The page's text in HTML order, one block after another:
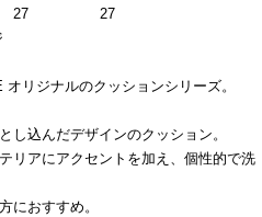
27
27
リジナルのクッションシリーズ。
し込んだデザインのクッション。
リアにアクセントを加え、個性的で洗
におすすめ。